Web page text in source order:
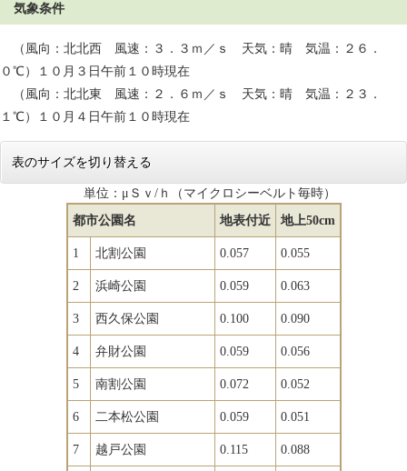
気象条件
（風向：北北西 風速：３．３ｍ／ｓ 天気：晴 気温：２６．
０℃）１０月３日午前１０時現在
（風向：北北東 風速：２．６ｍ／ｓ 天気：晴 気温：２３．
１℃）１０月４日午前１０時現在
表のサイズを切り替える
単位：μＳｖ/ｈ（マイクロシーベルト毎時）
都市公園名
地表付近 地上50cm
1 北割公園 0.057 0.055
2 浜崎公園 0.059 0.063
3 西久保公園 0.100 0.090
4 弁財公園 0.059 0.056
5 南割公園 0.072 0.052
6 二本松公園 0.059 0.051
7 越戸公園 0.115 0.088